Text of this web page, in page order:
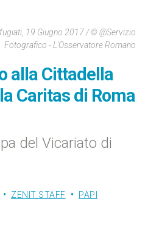
19 Giugno 2017 / © @Servizio
Fotografico - L'Osservatore Romano
alla Cittadella
Caritas di Roma
del Vicariato di
ZENIT STAFF PAPI